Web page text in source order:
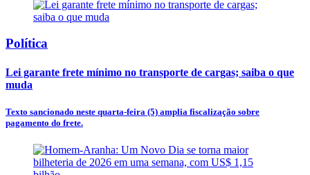
Política
Lei garante frete mínimo no transporte de cargas; saiba o que
muda
Texto sancionado neste quarta-feira (5) amplia fiscalização sobre
pagamento do frete.